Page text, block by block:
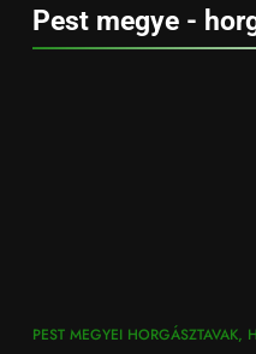
Pest megye -
PEST MEGYEI HORGÁSZTAVAK,